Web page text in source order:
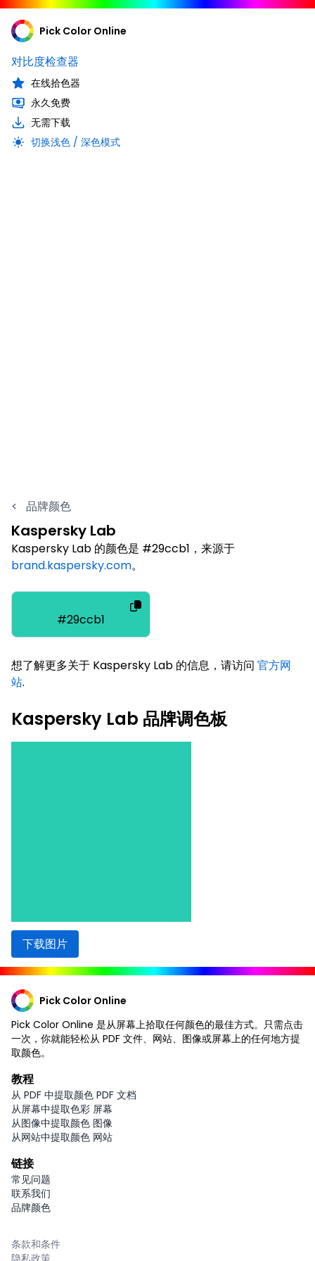
Pick Color Online
对比度检查器
在线拾色器
永久免费
无需下载
切换浅色 / 深色模式
< 品牌颜色
Kaspersky Lab
Kaspersky Lab 的颜色是 #29ccb1，来源于
brand.kaspersky.com。
#29ccb1
想了解更多关于 Kaspersky Lab 的信息，请访问 官方网
站.
Kaspersky Lab 品牌调色板
下载图片
Pick Color Online
Pick Color Online 是从屏幕上拾取任何颜色的最佳方式。只需点击
一次，你就能轻松从 PDF 文件、网站、图像或屏幕上的任何地方提
取颜色。
教程
从 PDF 中提取颜色 PDF 文档
从屏幕中提取色彩 屏幕
从图像中提取颜色 图像
从网站中提取颜色 网站
链接
常见问题
联系我们
品牌颜色
条款和条件
隐私政策